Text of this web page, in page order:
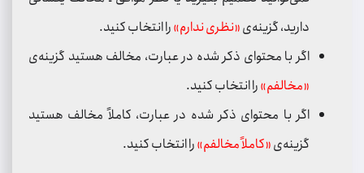
دارید، گزینه‌ی«نظری ندارم»را انتخاب کنید.
اگر با محتوای ذکر شده در عبارت، مخالف هستید گزینه‌ی
«مخالفم»را انتخاب کنید.
اگر با محتوای ذکر شده در عبارت، کاملاً مخالف هستید
گزینه‌ی«کاملاً مخالفم»را انتخاب کنید.